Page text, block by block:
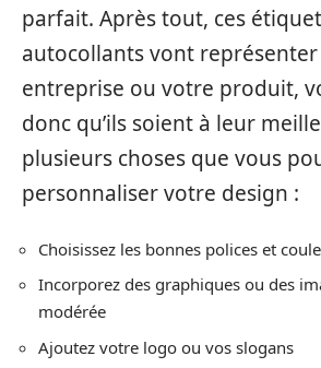
parfait. Après tout, ces
autocollants vont
entreprise ou votre produit,
donc qu’ils soient à leur
plusieurs choses que vous
personnaliser votre design :
Choisissez les bonnes polices et
Incorporez des graphiques ou des
modérée
Ajoutez votre logo ou vos slogans